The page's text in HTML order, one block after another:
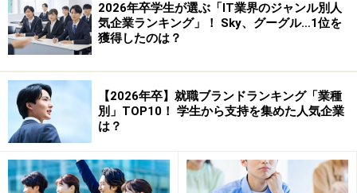
企業側としては最終面接まで残った就活生のみをスカウ
トすることで、選考時間を短縮し、効率的に優秀な人材
を獲得できるため、活用している企業も増えている。
「最終面接不合格」という結果を悔しがるだけではもっ
たいない。むしろその経験と結果を糧にして、その後の
就活の武器にしていくべきなのだ。
2026年卒学生が選ぶ「IT業界のジャンル別人
気企業ランキング」！ Sky、グーグル…1位を
獲得したのは？
【2026年卒】就職ブランドランキング「業種
別」TOP10！ 学生から支持を集めた人気企業
は？